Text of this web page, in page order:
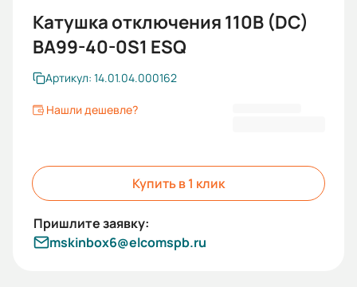
Катушка отключения 110В (DC)
BA99-40-0S1 ESQ
Артикул: 14.01.04.000162
Нашли дешевле?
Купить в 1 клик
mskinbox6@elcomspb.ru